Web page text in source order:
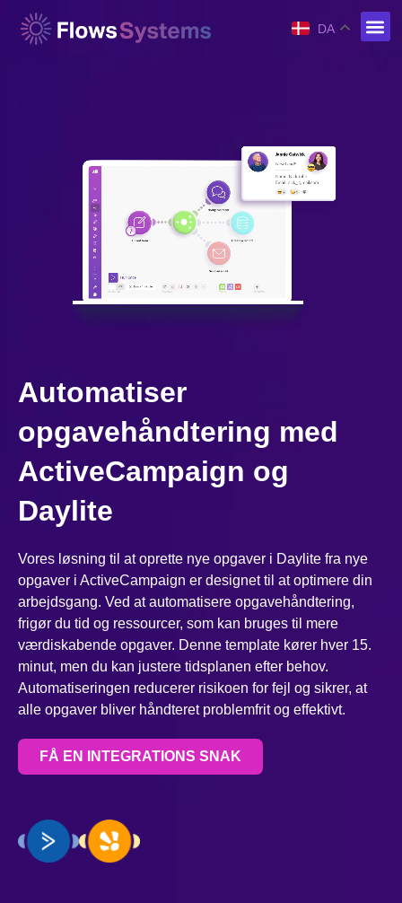
DA
Automatiser
opgavehåndtering med
ActiveCampaign og
Daylite
Vores løsning til at oprette nye opgaver i Daylite fra nye
opgaver i ActiveCampaign er designet til at optimere din
arbejdsgang. Ved at automatisere opgavehåndtering,
frigør du tid og ressourcer, som kan bruges til mere
værdiskabende opgaver. Denne template kører hver 15.
minut, men du kan justere tidsplanen efter behov.
Automatiseringen reducerer risikoen for fejl og sikrer, at
alle opgaver bliver håndteret problemfrit og effektivt.
FÅ EN INTEGRATIONS SNAK